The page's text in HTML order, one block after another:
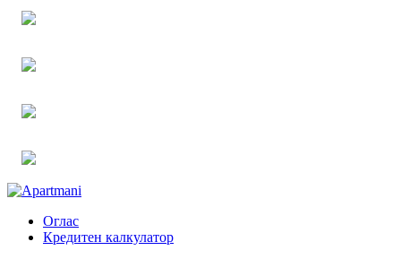
Оглас
Кредитен калкулатор